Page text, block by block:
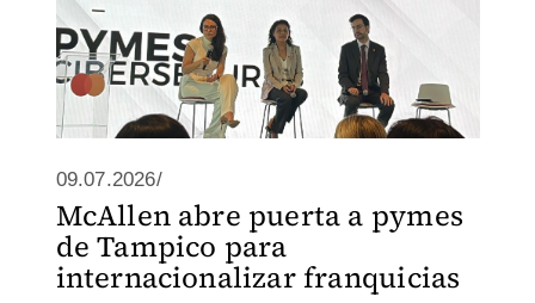
09.07.2026/
McAllen abre puerta a pymes
de Tampico para
internacionalizar franquicias